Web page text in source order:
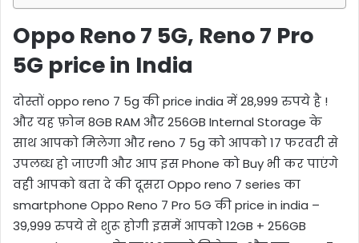
Oppo Reno 7 5G, Reno 7 Pro
5G price in India
दोस्तों oppo reno 7 5g की price india में 28,999 रुपये है !
और यह फ़ोन 8GB RAM और 256GB Internal Storage के
साथ आपको मिलेगा और reno 7 5g को आपको 17 फरवरी से
उपलब्ध हो जाएगी और आप इस Phone को Buy भी कर पाएंगे
वही आपको बता दे की दूसरा Oppo reno 7 series का
smartphone Oppo Reno 7 Pro 5G की price in india –
39,999 रुपये से शुरू होगी इसमें आपको 12GB + 256GB